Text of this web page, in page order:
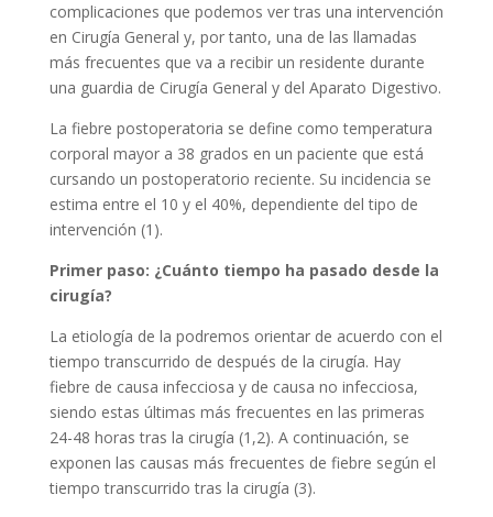
complicaciones que podemos ver tras una intervención
en Cirugía General y, por tanto, una de las llamadas
más frecuentes que va a recibir un residente durante
una guardia de Cirugía General y del Aparato Digestivo.
La fiebre postoperatoria se define como temperatura
corporal mayor a 38 grados en un paciente que está
cursando un postoperatorio reciente. Su incidencia se
estima entre el 10 y el 40%, dependiente del tipo de
intervención (1).
Primer paso: ¿Cuánto tiempo ha pasado desde la
cirugía?
La etiología de la podremos orientar de acuerdo con el
tiempo transcurrido de después de la cirugía. Hay
fiebre de causa infecciosa y de causa no infecciosa,
siendo estas últimas más frecuentes en las primeras
24-48 horas tras la cirugía (1,2). A continuación, se
exponen las causas más frecuentes de fiebre según el
tiempo transcurrido tras la cirugía (3).